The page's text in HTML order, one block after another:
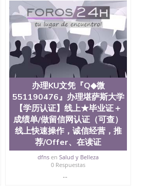
电子图做好发给客户确认； 5、
7、快递给客户（国内顺丰，国
实存档可查，存档。 2、留学回
证办理，存档可查，终身受
球及物质科学院、教育学院、工
院、科学学院等。学校的教育学
为学生们提供本科、硕士及博士
济、医学、护理、文学、音乐、
电气工程、生物工程、建筑设
、英语、社会科学、心理学、戏
专业 1、客户提供相关材料，确
留服注册申请账号，付定金；
结果，完成结果书留服直接邮寄
成绩单所使用的材料，尺寸大
烫银复合重叠。 文字图案浮雕，
了广大海外客户群体的认可，同
业证，成绩单，资格证，学生
在时间掌握的海外学历文凭的样
达到客户的需求。 我们的优
办理KU文凭『Q◆微
551190476』办理堪萨斯大学
【学历认证】线上★毕业证＋
成绩单/做留信网认证（可查）
线上快速操作，诚信经营，推
荐/Offer、在读证
dfns enSalud y Belleza
0 Respuestas
...